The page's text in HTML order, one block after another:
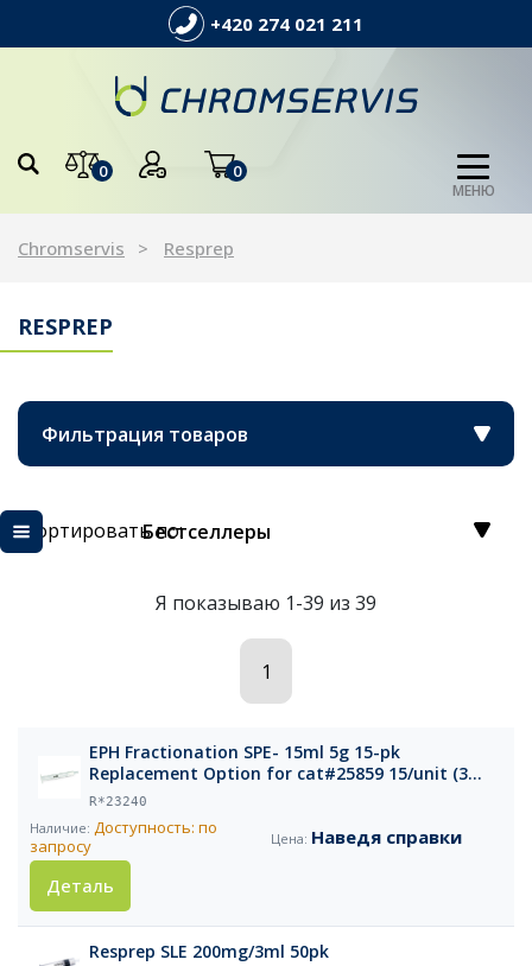
+420 274 021 211
0 0
МЕНЮ
Chromservis Resprep
RESPREP
Фильтрация товаров
Сортировать по:Бестселлеры
Я показываю 1-39 из 39
1
EPH Fractionation SPE- 15ml 5g 15-pk
Replacement Option for cat#25859 15/unit (3
packs o
R*23240
Доступность: по
запросу
Наведя справки
Деталь
Resprep SLE 200mg/3ml 50pk